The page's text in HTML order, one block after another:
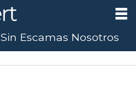
Sin Escamas Nosotros